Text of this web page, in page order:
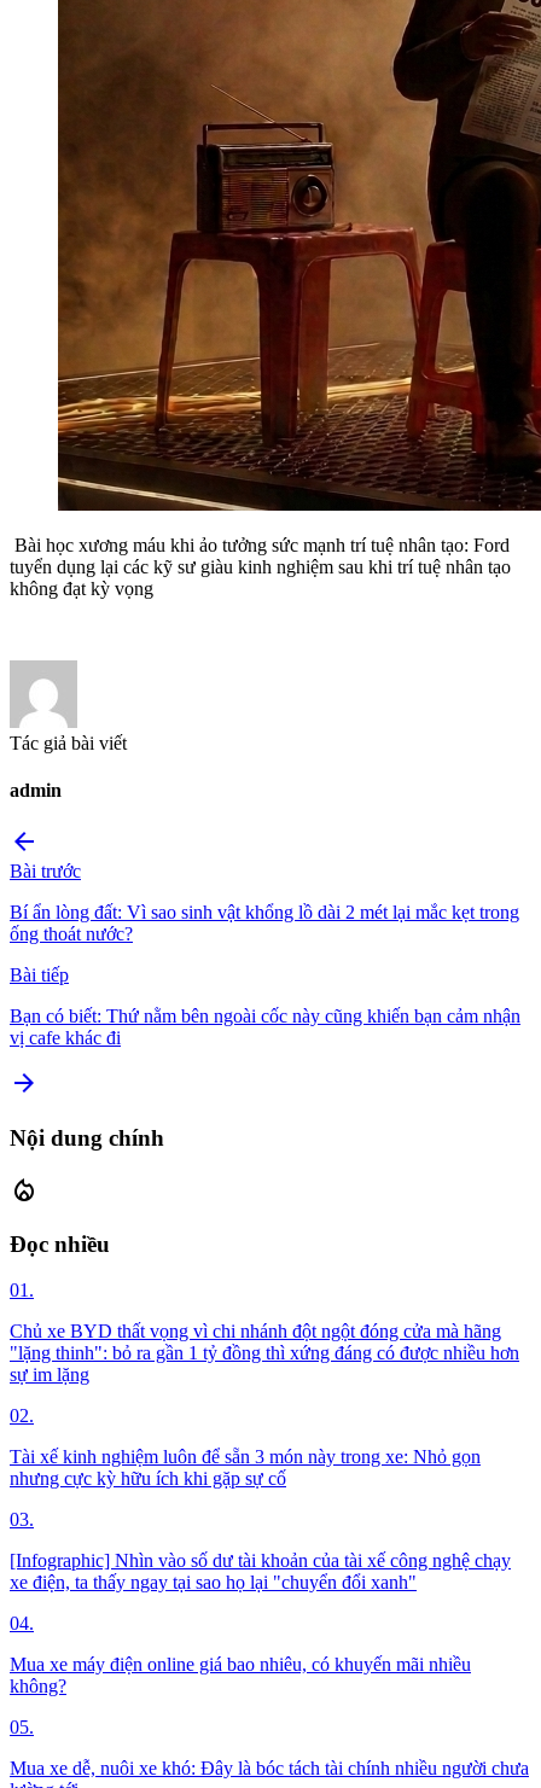
Bài học xương máu khi ảo tưởng sức mạnh trí tuệ nhân tạo: Ford
tuyển dụng lại các kỹ sư giàu kinh nghiệm sau khi trí tuệ nhân tạo
không đạt kỳ vọng
Tác giả bài viết
admin
arrow_back
Bài trước
Bí ẩn lòng đất: Vì sao sinh vật khổng lồ dài 2 mét lại mắc kẹt trong
ống thoát nước?
Bài tiếp
Bạn có biết: Thứ nằm bên ngoài cốc này cũng khiến bạn cảm nhận
vị cafe khác đi
arrow_forward
Nội dung chính
local_fire_department
Đọc nhiều
01.
Chủ xe BYD thất vọng vì chi nhánh đột ngột đóng cửa mà hãng
"lặng thinh": bỏ ra gần 1 tỷ đồng thì xứng đáng có được nhiều hơn
sự im lặng
02.
Tài xế kinh nghiệm luôn để sẵn 3 món này trong xe: Nhỏ gọn
nhưng cực kỳ hữu ích khi gặp sự cố
03.
[Infographic] Nhìn vào số dư tài khoản của tài xế công nghệ chạy
xe điện, ta thấy ngay tại sao họ lại "chuyển đổi xanh"
04.
Mua xe máy điện online giá bao nhiêu, có khuyến mãi nhiều
không?
05.
Mua xe dễ, nuôi xe khó: Đây là bóc tách tài chính nhiều người chưa